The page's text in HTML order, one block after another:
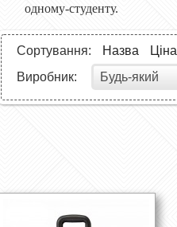
одному-студенту.
Сортування: Назва
Ціна
Виробник:
Будь-який